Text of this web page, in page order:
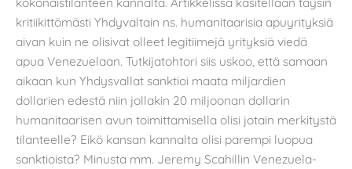
kritiikittömästi Yhdyvaltain ns. humanitaarisia apuyrityksiä
aivan kuin ne olisivat olleet legitiimejä yrityksiä viedä
apua Venezuelaan. Tutkijatohtori siis uskoo, että samaan
aikaan kun Yhdysvallat sanktioi maata miljardien
dollarien edestä niin jollakin 20 miljoonan dollarin
humanitaarisen avun toimittamisella olisi jotain merkitystä
tilanteelle? Eikö kansan kannalta olisi parempi luopua
sanktioista? Minusta mm. Jeremy Scahillin Venezuela-